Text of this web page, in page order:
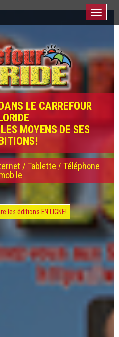
Toggle
LE CARREFOUR
MOYENS DE SES
/ Tablette / Téléphone
mobile
les éditions EN LIGNE!